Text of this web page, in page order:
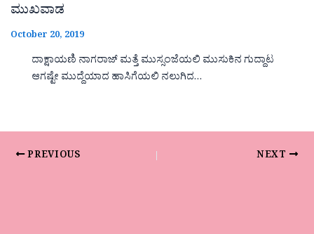
ಮುಖವಾಡ
October 20, 2019
ದಾಕ್ಷಾಯಣಿ ನಾಗರಾಜ್ ಮತ್ತೆ ಮುಸ್ಸಂಜೆಯಲಿ ಮುಸುಕಿನ ಗುದ್ದಾಟ
ಆಗಷ್ಟೇ ಮುದ್ದೆಯಾದ ಹಾಸಿಗೆಯಲಿ ನಲುಗಿದ…
PREVIOUS NEXT